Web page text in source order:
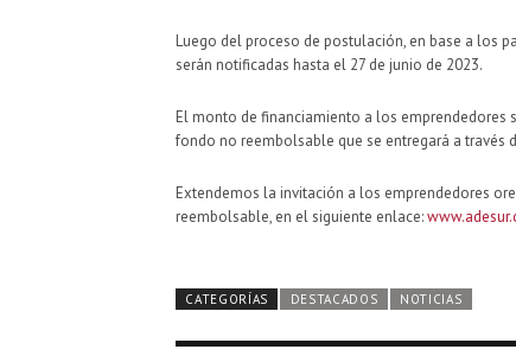
Luego del proceso de postulación, en base a los
serán notificadas hasta el 27 de junio de 2023.
El monto de financiamiento a los emprendedores
fondo no reembolsable que se entregará a través
Extendemos la invitación a los emprendedores
reembolsable, en el siguiente enlace:
CATEGORÍAS DESTACADOS NOTICIAS